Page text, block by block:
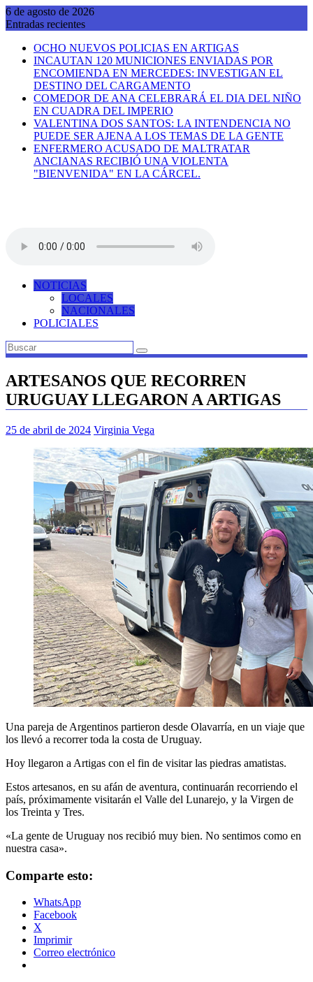
Saltar
al
6 de agosto de 2026
Entradas recientes
OCHO NUEVOS POLICIAS EN ARTIGAS
INCAUTAN 120 MUNICIONES ENVIADAS POR
ENCOMIENDA EN MERCEDES: INVESTIGAN EL
DESTINO DEL CARGAMENTO
COMEDOR DE ANA CELEBRARÁ EL DIA DEL NIÑO
EN CUADRA DEL IMPERIO
VALENTINA DOS SANTOS: LA INTENDENCIA NO
PUEDE SER AJENA A LOS TEMAS DE LA GENTE
ENFERMERO ACUSADO DE MALTRATAR
ANCIANAS RECIBIÓ UNA VIOLENTA
"BIENVENIDA" EN LA CÁRCEL.
NOTICIAS
LOCALES
NACIONALES
POLICIALES
ARTESANOS QUE RECORREN
URUGUAY LLEGARON A ARTIGAS
25 de abril de 2024 Virginia Vega
Una pareja de Argentinos partieron desde Olavarría, en un viaje que
los llevó a recorrer toda la costa de Uruguay.
Hoy llegaron a Artigas con el fin de visitar las piedras amatistas.
Estos artesanos, en su afán de aventura, continuarán recorriendo el
país, próximamente visitarán el Valle del Lunarejo, y la Virgen de
los Treinta y Tres.
«La gente de Uruguay nos recibió muy bien. No sentimos como en
nuestra casa».
Comparte esto:
WhatsApp
Facebook
X
Imprimir
Correo electrónico